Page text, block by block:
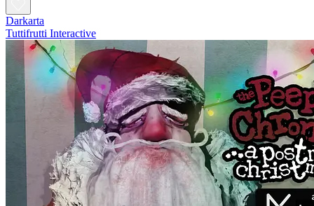
Darkarta
Tuttifrutti Interactive